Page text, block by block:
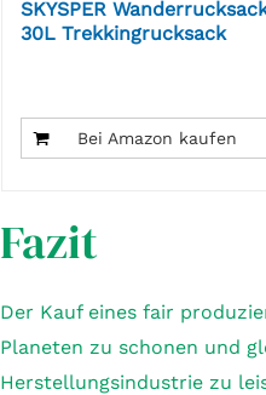
SKYSPER
30L Trekkingrucksack
Bei Amazon kaufen
Fazit
Der Kauf eines fair
Planeten zu schonen und
Herstellungsindustrie zu